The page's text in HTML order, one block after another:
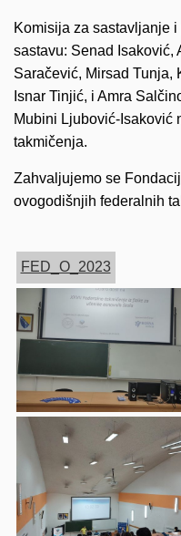
Komisija za sastavljanje
sastavu: Senad Isaković,
Saračević, Mirsad Tunja,
Isnar Tinjić, i Amra
Mubini Ljubović-Isaković
takmičenja.
Zahvaljujemo se
ovogodišnjih federalnih
FED_O_2023